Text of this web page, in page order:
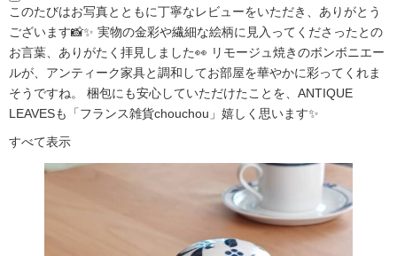
このたびはお写真とともに丁寧なレビューをいただき、ありがとう
ございます📸✨ 実物の金彩や繊細な絵柄に見入ってくださったとの
お言葉、ありがたく拝見しました👀 リモージュ焼きのボンボニエー
ルが、アンティーク家具と調和してお部屋を華やかに彩ってくれま
そうですね。 梱包にも安心していただけたことを、ANTIQUE
LEAVESも「フランス雑貨chouchou」嬉しく思います✨
すべて表示